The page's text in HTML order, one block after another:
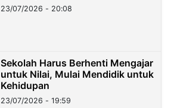
23/07/2026 - 20:08
Sekolah Harus Berhenti Mengajar
untuk Nilai, Mulai Mendidik untuk
Kehidupan
23/07/2026 - 19:59